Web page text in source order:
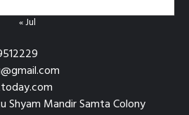
« Jul
Shyam Mandir Samta Colony